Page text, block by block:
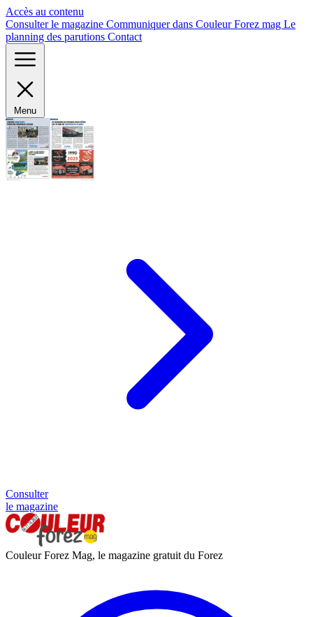
Accès au contenu
Consulter le magazine Communiquer dans Couleur Forez mag Le
planning des parutions Contact
Menu
Consulter
le magazine
Couleur Forez Mag, le magazine gratuit du Forez
Panneau de gestion des cookies